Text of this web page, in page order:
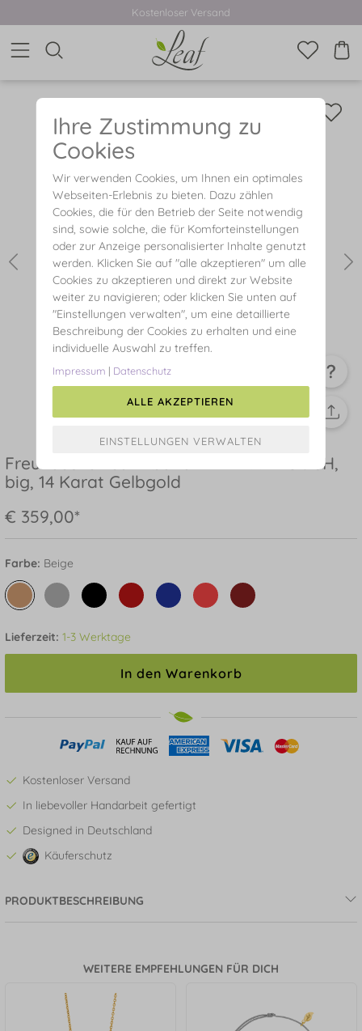
Kostenloser Versand
Freundschaftsarmband ETERNAL TOUCH,
big, 14 Karat Gelbgold
€ 359,00*
Farbe: Beige
Lieferzeit: 1-3 Werktage
In den Warenkorb
Kostenloser Versand
In liebevoller Handarbeit gefertigt
Designed in Deutschland
Käuferschutz
PRODUKTBESCHREIBUNG
WEITERE EMPFEHLUNGEN FÜR DICH
Ihre Zustimmung zu
Cookies
Wir verwenden Cookies, um Ihnen ein optimales
Webseiten-Erlebnis zu bieten. Dazu zählen
Cookies, die für den Betrieb der Seite notwendig
sind, sowie solche, die für Komforteinstellungen
oder zur Anzeige personalisierter Inhalte genutzt
werden. Klicken Sie auf "alle akzeptieren" um alle
Cookies zu akzeptieren und direkt zur Website
weiter zu navigieren; oder klicken Sie unten auf
"Einstellungen verwalten", um eine detaillierte
Beschreibung der Cookies zu erhalten und eine
individuelle Auswahl zu treffen.
Impressum | Datenschutz
ALLE AKZEPTIEREN